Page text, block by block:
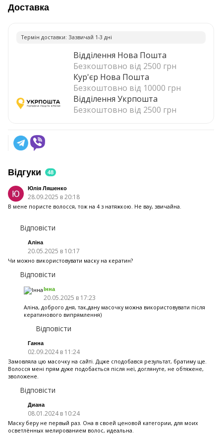
Доставка
Термiн доставки: Зазвичай 1-3 днi
Відділення Нова Пошта
Безкоштовно від 2500 грн
Кур'єр Нова Пошта
Безкоштовно від 10000 грн
Відділення Укрпошта
Безкоштовно від 2500 грн
Відгуки 48
Юлія Ляшенко
28.09.2025 в 20:18
В мене пористе волосся, тож на 4 з натяжкою. Не вау, звичайна.
Відповісти
Аліна
20.05.2025 в 10:17
Чи можно використовувати маску на кератин?
Відповісти
Інна
20.05.2025 в 17:23
Аліна, доброго дня, так,дану масочку можна використовувати після
кератинового випрямлення)
Відповісти
Ганна
02.09.2024 в 11:24
Замовляла цю масочку на сайті. Дцже сподобався результат, братиму ще.
Волосся мені прям дуже подобається після неї, доглянуте, не обтяжене,
зволожене.
Відповісти
Диана
08.01.2024 в 10:24
Маску беру не первый раз. Она в своей ценовой категории, для моих
осветлённых мелированием волос, идеальна.